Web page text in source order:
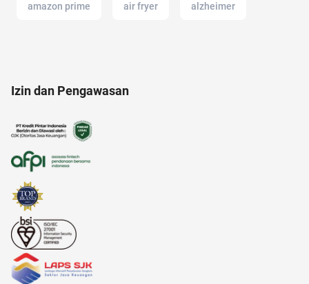
amazon prime air fryer alzheimer
Agency
anak anak
Izin dan Pengawasan